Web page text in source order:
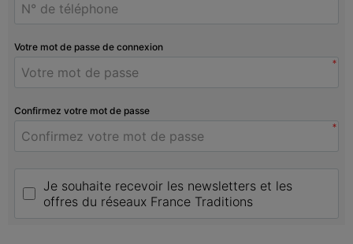
Votre mot de passe de connexion
*
Confirmez votre mot de passe
*
Je souhaite recevoir les newsletters et les
offres du réseaux France Traditions